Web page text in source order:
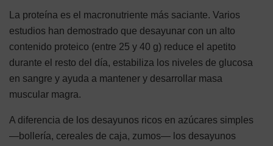
La proteína es el macronutriente más saciante. Varios
estudios han demostrado que desayunar con un alto
contenido proteico (entre 25 y 40 g) reduce el apetito
durante el resto del día, estabiliza los niveles de glucosa
en sangre y ayuda a mantener y desarrollar masa
muscular magra.
A diferencia de los desayunos ricos en azúcares simples
—bollería, cereales de caja, zumos— los desayunos